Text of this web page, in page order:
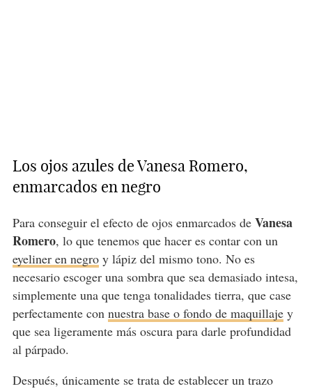
Los ojos azules de Vanesa Romero,
enmarcados en negro
Para conseguir el efecto de ojos enmarcados de Vanesa
Romero, lo que tenemos que hacer es contar con un
eyeliner en negroy lápiz del mismo tono. No es
necesario escoger una sombra que sea demasiado intesa,
simplemente una que tenga tonalidades tierra, que case
perfectamente con nuestra base o fondo de maquillajey
que sea ligeramente más oscura para darle profundidad
al párpado.
Después, únicamente se trata de establecer un trazo